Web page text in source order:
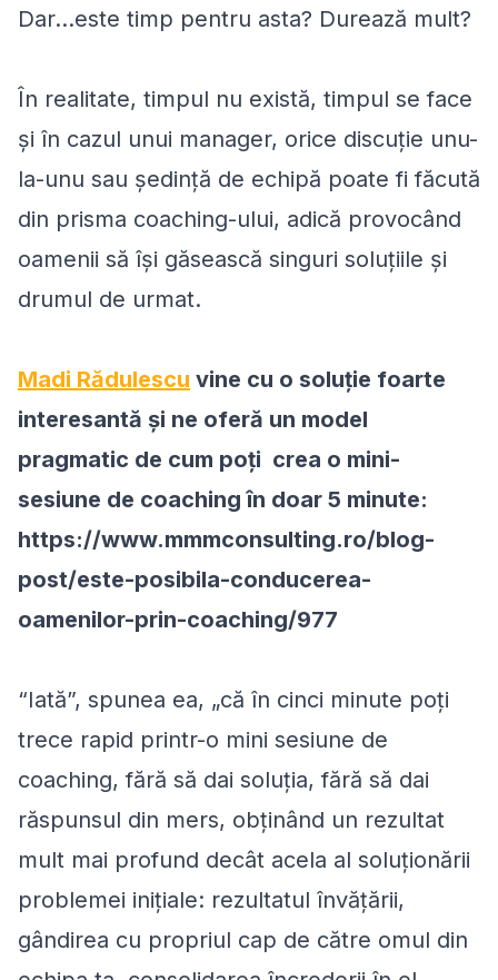
Dar…este timp pentru asta? Durează mult?
În realitate, timpul nu există, timpul se face
și în cazul unui manager, orice discuție unu-
la-unu sau ședință de echipă poate fi făcută
din prisma coaching-ului, adică provocând
oamenii să își găsească singuri soluțiile și
drumul de urmat.
Madi Rădulescu vine cu o soluție foarte
interesantă și ne oferă un model
pragmatic de cum poți crea o mini-
sesiune de coaching în doar 5 minute:
https://www.mmmconsulting.ro/blog-
post/este-posibila-conducerea-
oamenilor-prin-coaching/977
“Iată”, spunea ea, „că în cinci minute poți
trece rapid printr-o mini sesiune de
coaching, fără să dai soluția, fără să dai
răspunsul din mers, obținând un rezultat
mult mai profund decât acela al soluționării
problemei inițiale: rezultatul învățării,
gândirea cu propriul cap de către omul din